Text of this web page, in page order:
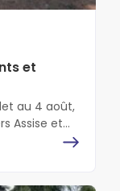
et
au 4 août,
Assise et…